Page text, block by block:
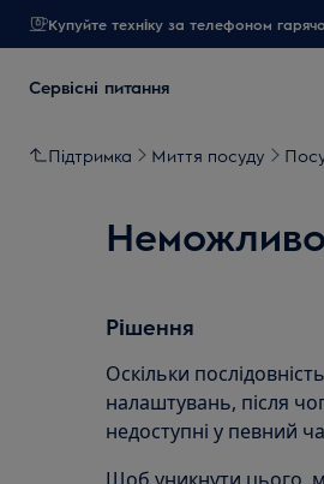
Купуйте техніку за телефоном
Сервісні питання
Підтримка Миття посуду
Неможливо
Рішення
Оскільки
налаштувань, після
недоступні у певний